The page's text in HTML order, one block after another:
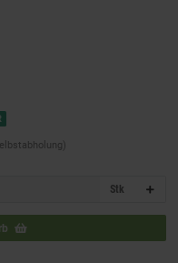
Stk